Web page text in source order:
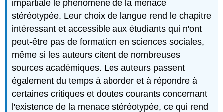
impartiale le phénomène de la menace
stéréotypée. Leur choix de langue rend le chapitre
intéressant et accessible aux étudiants qui n'ont
peut-être pas de formation en sciences sociales,
même si les auteurs citent de nombreuses
sources académiques. Les auteurs passent
également du temps à aborder et à répondre à
certaines critiques et doutes courants concernant
l'existence de la menace stéréotypée, ce qui rend